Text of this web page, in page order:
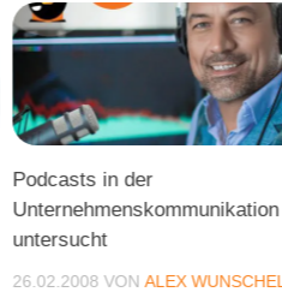
Podcasts in der
Unternehmenskommunikation
untersucht
26.02.2008 VONALEX WUNSCHEL